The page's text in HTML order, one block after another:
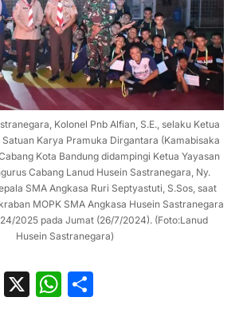
Kolonel Pnb Alfian, S.E., selaku Ketua
Karya Pramuka Dirgantara (Kamabisaka
Kota Bandung didampingi Ketua Yayasan
Cabang Lanud Husein Sastranegara, Ny.
SMA Angkasa Ruri Septyastuti, S.Sos, saat
MOPK SMA Angkasa Husein Sastranegara
2025 pada Jumat (26/7/2024). (Foto:Lanud
Husein Sastranegara)
F
X
W